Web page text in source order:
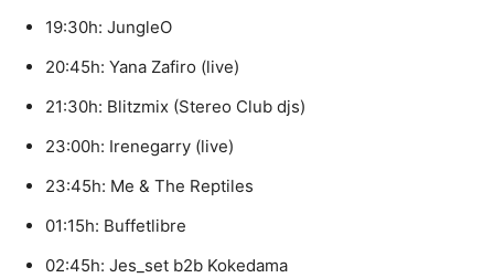
19:30h: JungleO
20:45h: Yana Zafiro (live)
21:30h: Blitzmix (Stereo Club djs)
23:00h: Irenegarry (live)
23:45h: Me & The Reptiles
01:15h: Buffetlibre
02:45h: Jes_set b2b Kokedama